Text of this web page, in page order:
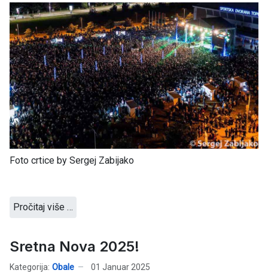
Foto crtice by Sergej Zabijako
Pročitaj više …
Sretna Nova 2025!
Kategorija: Obale 01 Januar 2025